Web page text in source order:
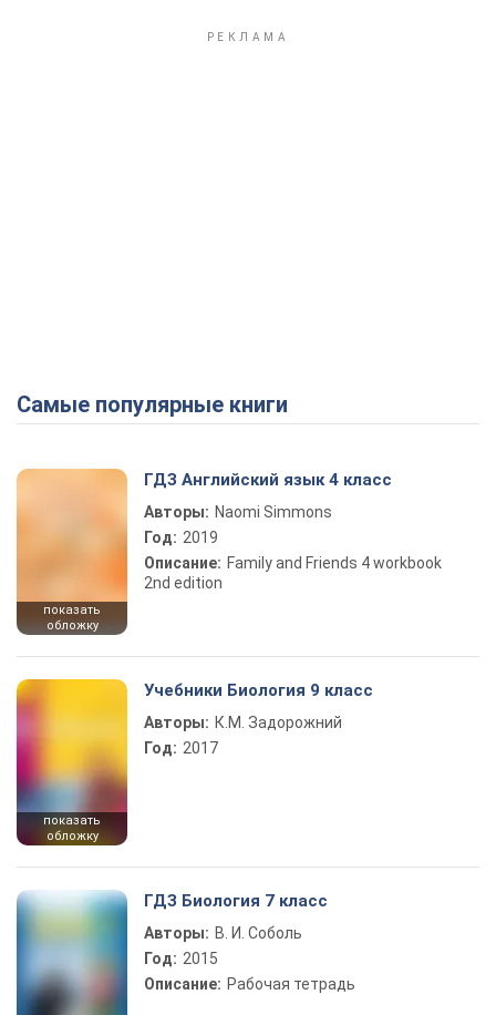
Самые популярные книги
показать
обложку
ГДЗ Английский язык 4 класс
Авторы: Naomi Simmons
Год: 2019
Описание: Family and Friends 4 workbook
2nd edition
показать
обложку
Учебники Биология 9 класс
Авторы: К.М. Задорожний
Год: 2017
ГДЗ Биология 7 класс
Авторы: В. И. Соболь
Год: 2015
Описание: Рабочая тетрадь